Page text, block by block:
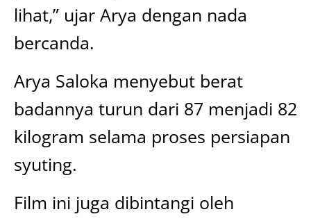
lihat,” ujar Arya dengan nada
bercanda.
Arya Saloka menyebut berat
badannya turun dari 87 menjadi 82
kilogram selama proses persiapan
syuting.
Film ini juga dibintangi oleh